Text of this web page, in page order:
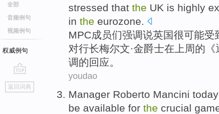
全部
音频例句
视频例句
权威例句
go
top
返回词典
stressed that the UK is highly
in the eurozone.
MPC成员们强调说英国很可能受
对行长梅尔文·金爵士在 上周的《
调的回应。
youdao
Manager Roberto Mancini today
be available for the crucial